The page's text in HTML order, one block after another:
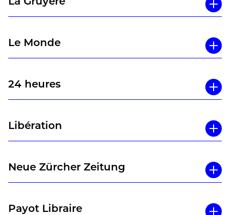
A réécouter en entier
La Gruyère
Le Monde
24 heures
Libération
Neue Zürcher Zeitung
Payot Libraire